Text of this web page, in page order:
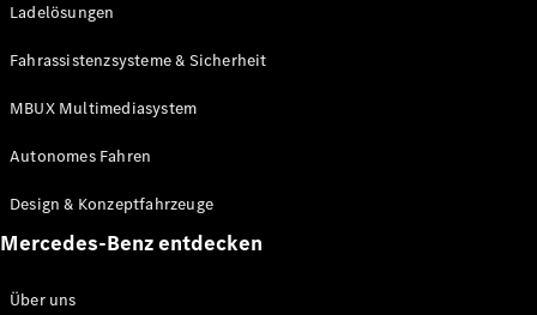
Mercedes
Kulinarik
Zurich Film
Festival
(Golf)
Magazin
Exploring
Ladelösungen
Fahrassistenzsysteme & Sicherheit
MBUX Multimediasystem
Autonomes Fahren
Design & Konzeptfahrzeuge
Mercedes-Benz entdecken
Über uns